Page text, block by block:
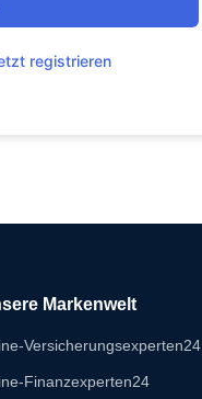
registrieren
Markenwelt
Versicherungsexperten24
Finanzexperten24